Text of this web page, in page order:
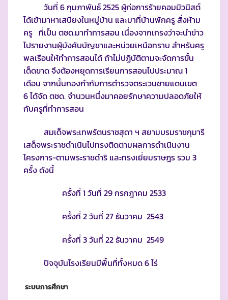
วันที่ 6 กุมภาพันธ์ 2525 ผู้ก่อการร้ายคอมมิวนิสต์
ได้เข้ามาหาเสบียงในหมู่บ้าน และมาที่บ้านพักครู สั่งห้าม
ครู ที่เป็น ตชด.มาทำการสอน เนื่องจากเกรงว่าจะนำข่าว
ไปรายงานผู้บังคับบัญชาและหน่วยเหนือทราบ สำหรับครู
พลเรือนให้ทำการสอนได้ ถ้าไม่ปฏิบัติตามจะจัดการขั้น
เด็ดขาด จึงต้องหยุดการเรียนการสอนไปประมาณ 1
เดือน จากนั้นกองกำกับการตำรวจตระเวนชายแดนเขต
6 ได้จัด ตชด. จำนวนหนึ่งมาคอยรักษาความปลอดภัยให้
กับครูที่ทำการสอน
สมเด็จพระเทพรัตนราชสุดา ฯ สยามบรมราชกุมารี
เสด็จพระราชดำเนินไปทรงติดตามผลการดำเนินงาน
โครงการ-ตามพระราชดำริ และทรงเยี่ยมราษฎร รวม 3
ครั้ง ดังนี้
ครั้งที่ 1 วันที่ 29 กรกฎาคม 2533
ครั้งที่ 2 วันที่ 27 ธันวาคม 2543
ครั้งที่ 3 วันที่ 22 ธันวาคม 2549
ปัจจุบันโรงเรียนมีพื้นที่ทั้งหมด 6 ไร่
ระบบการศึกษา